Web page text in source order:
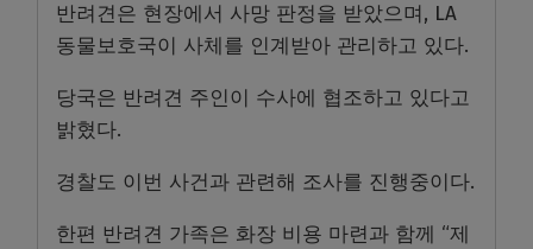
반려견은 현장에서 사망 판정을 받았으며, LA
동물보호국이 사체를 인계받아 관리하고 있다.
당국은 반려견 주인이 수사에 협조하고 있다고
밝혔다.
경찰도 이번 사건과 관련해 조사를 진행중이다.
한편 반려견 가족은 화장 비용 마련과 함께 “제